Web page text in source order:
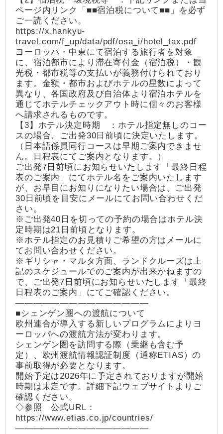
ページ内リンク「■■宿泊税について■■」を必ず
ご一読ください。
https://x.hankyu-
travel.com/f_up/data/pdf/osa_i/hotel_tax.pdf
ヨーロッパ・中東にて宿泊する旅行者を対象
に、宿泊都市により滞在寄付金（宿泊税）・観
光税・都市税等の支払いが義務付けられており
ます。金額・都市およびホテルの星数によって
異なり、各国政府及び自治体より宿泊ホテルを
通じてホテルチェックアウト時に個々のお客様
へ請求されるものです。
【3】ホテル決定時期 ：ホテル指定無しのコー
スの場合、ご出発30日前頃に決定いたします。
（日本語係員同行コースは早期ご案内できませ
ん。日程表にてご案内となります。）
ご出発7日前頃にお知らせいたします「最終日程
表のご案内」にてホテル名をご案内いたします
が、お早目にお知りになりたい場合は、ご出発
30日前頃を目安にメールにてお問い合わせくだ
さい。
※ご出発40日を切っての予約の場合はホテル決
定時期は21日前頃となります。
※ホテル指定のお見積りご希望の方はメールに
てお問い合わせください。
※ギリシャ・マルタ方面、ランドクルーズは上
記のスケジュールでのご案内が出来かねますの
で、ご出発7日前頃にお知らせいたします「最終
日程表のご案内」にてご確認ください。
―――――――――――――――
■シェンゲン圏への渡航について
欧州連合が導入する新しいプログラムによりヨ
ーロッパへの渡航方法が変わります。
シェンゲン圏を訪問する際（乗継も含む予
定）、欧州渡航情報認証制度（通称ETIAS）の
事前取得が必要となります。
開始予定は2026年に予定されておりますが開始
時期は未定です。詳細下記ウェブサイトよりご
確認ください。
◇参照 公式URL：
https://www.etias.co.jp/countries/
―――――――――――――――